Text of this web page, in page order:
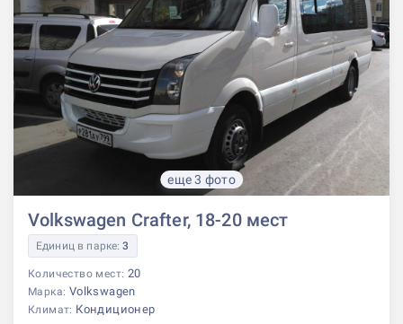
еще 3 фото
Volkswagen Crafter, 18-20 мест
Единиц в парке:3
Количество мест: 20
Марка: Volkswagen
Климат: Кондиционер